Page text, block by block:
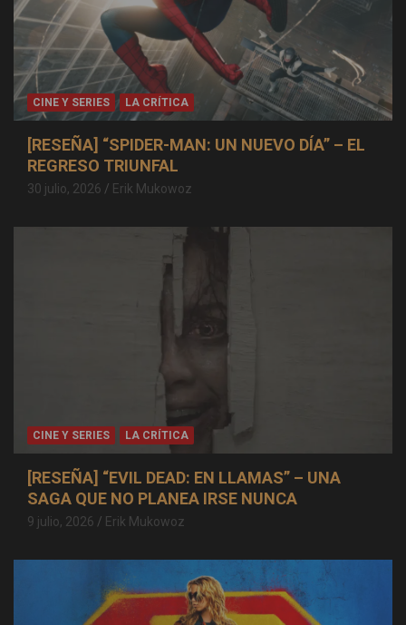
CINE Y SERIES LA CRÍTICA
[RESEÑA] “SPIDER-MAN: UN NUEVO DÍA” – EL
REGRESO TRIUNFAL
30 julio, 2026 Erik Mukowoz
CINE Y SERIES LA CRÍTICA
[RESEÑA] “EVIL DEAD: EN LLAMAS” – UNA
SAGA QUE NO PLANEA IRSE NUNCA
9 julio, 2026 Erik Mukowoz